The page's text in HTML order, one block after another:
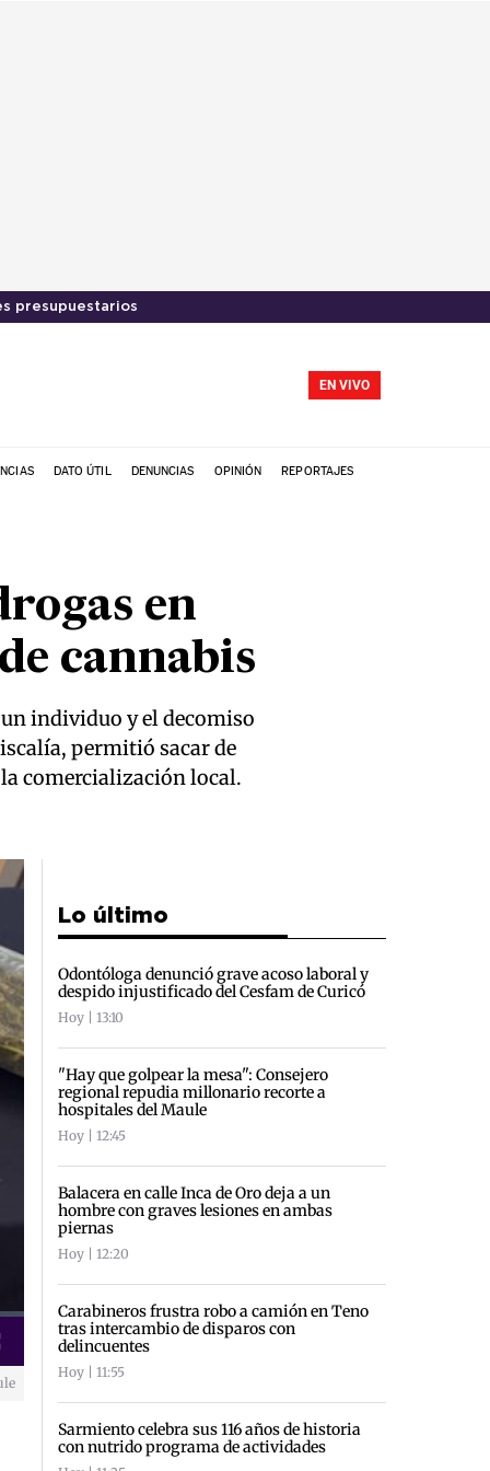
presupuestarios
EN VIVO
DATO ÚTIL DENUNCIAS OPINIÓN REPORTAJES
en
cannabis
individuo y el decomiso
permitió sacar de
comercialización local.
Lo último
Odontóloga denunció grave acoso laboral y
despido injustificado del Cesfam de Curicó
Hoy | 13:10
"Hay que golpear la mesa": Consejero
regional repudia millonario recorte a
hospitales del Maule
Hoy | 12:45
Balacera en calle Inca de Oro deja a un
hombre con graves lesiones en ambas
piernas
Hoy | 12:20
Carabineros frustra robo a camión en Teno
tras intercambio de disparos con
delincuentes
Hoy | 11:55
Sarmiento celebra sus 116 años de historia
con nutrido programa de actividades